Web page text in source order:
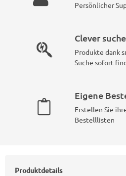
Persönlicher
Clever
Produkte dank
Suche sofort
Eigene
Erstellen Sie
Bestelllisten
Produktdetails